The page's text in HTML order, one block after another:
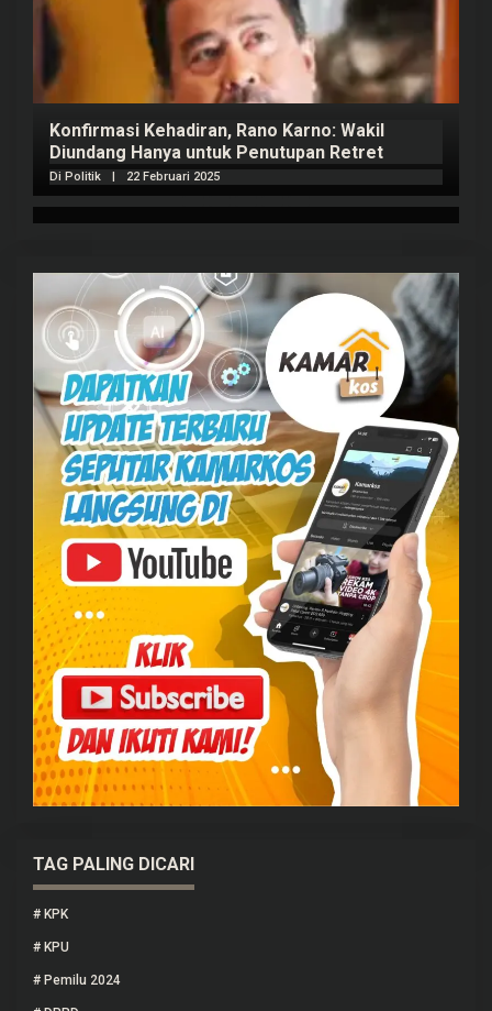
Konfirmasi Kehadiran, Rano Karno: Wakil
Diundang Hanya untuk Penutupan Retret
Di Politik 22 Februari 2025
TAG PALING DICARI
# KPK
# KPU
# Pemilu 2024